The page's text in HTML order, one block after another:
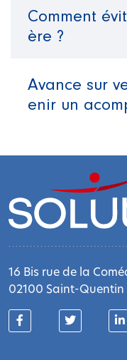
Comment
ère ?
Avance sur
enir un
16 Bis rue de la
02100 Saint-Quentin